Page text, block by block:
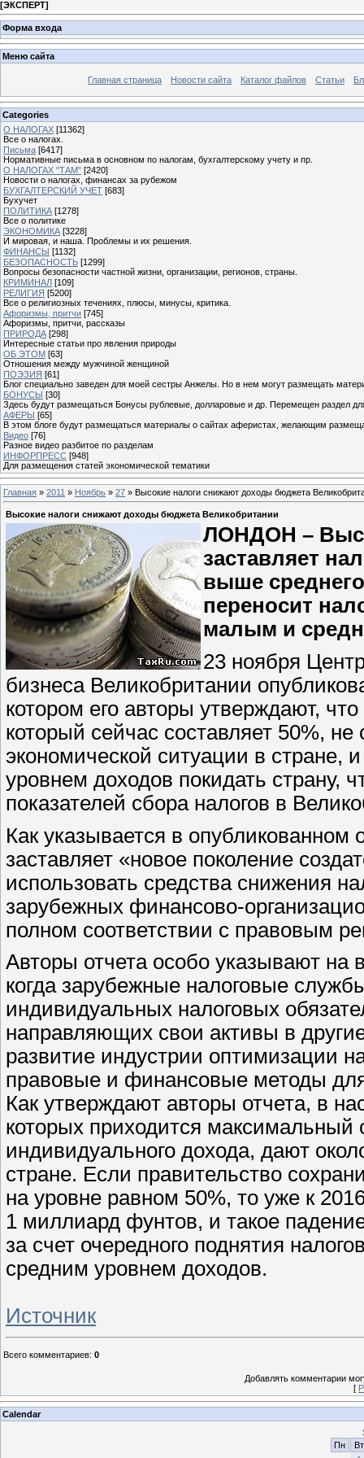
[ЭКСПЕРТ]
Форма входа
Меню сайта
Главная страница Новости сайта Каталог файлов Статьи
Categories
О НАЛОГАХ [11362]
Все о налогах.
Письма [6417]
Нормативные письма в основном по налогам, бухгалтерскому учету и пр.
О НАЛОГАХ "ТАМ" [2420]
Новости о налогах, финансах за рубежом
БУХГАЛТЕРСКИЙ УЧЕТ [683]
Бухучет
ПОЛИТИКА [1278]
Все о политике
ЭКОНОМИКА [3228]
И мировая, и наша. Проблемы и их решения.
ФИНАНСЫ [1132]
БЕЗОПАСНОСТЬ [1299]
Вопросы безопасности частной жизни, организации, регионов, страны.
КРИМИНАЛ [109]
РЕЛИГИЯ [5200]
Все о религиозных течениях, плюсы, минусы, критика.
Афоризмы, притчи [745]
Афоризмы, притчи, рассказы
ПРИРОДА [298]
Интересные статьи про явления природы
ОБ ЭТОМ [63]
Отношения между мужчиной женщиной
ПОЭЗИЯ [61]
Блог специально заведен для моей сестры Анжелы. Но в нем могут размещать
БОНУСЫ [30]
Здесь будут размещаться Бонусы рублевые, долларовые и др. Перемещен раздел
АФЕРЫ [65]
В этом блоге будут размещаться материалы о сайтах аферистах, желающим
Видео [76]
Разное видео разбитое по разделам
ИНФОРПРЕСС [948]
Для размещения статей экономической тематики
Главная » 2011 » Ноябрь » 27 » Высокие налоги снижают доходы бюджета
Высокие налоги снижают доходы бюджета Великобритании
ЛОНДОН –
заставляет
выше
переносит
малым и
23 ноября
бизнеса Великобритании
котором его авторы утверждают,
который сейчас составляет 50%,
экономической ситуации в стране,
уровнем доходов покидать страну,
показателей сбора налогов в
Как указывается в опубликованном
заставляет «новое поколение
использовать средства снижения
зарубежных финансово-
полном соответствии с правовым
Авторы отчета особо указывают на
когда зарубежные налоговые
индивидуальных налоговых
направляющих свои активы в
развитие индустрии оптимизации
правовые и финансовые методы
Как утверждают авторы отчета, в
которых приходится
индивидуального дохода, дают
стране. Если правительство
на уровне равном 50%, то уже к
1 миллиард фунтов, и такое
за счет очередного поднятия
средним уровнем доходов.
Источник
Всего комментариев: 0
Добавлять комментарии
[
Calendar
Пн
Вт